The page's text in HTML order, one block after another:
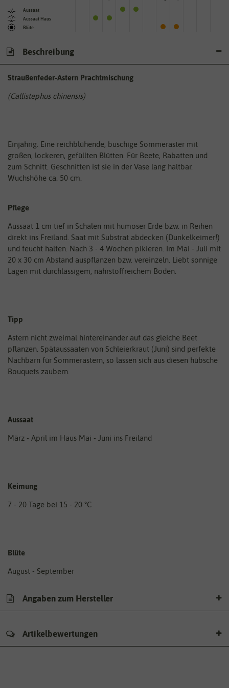
Aussaat
Aussaat Haus
Blüte
Beschreibung
Straußenfeder-Astern Prachtmischung
(Callistephus chinensis)
Einjährig. Eine reichblühende, buschige Sommeraster mit
großen, lockeren, gefüllten Blütten. Für Beete, Rabatten und
zum Schnitt. Geschnitten ist sie in der Vase lang haltbar.
Wuchshöhe ca. 50 cm.
Pflege
Aussaat 1 cm tief in Schalen mit humoser Erde bzw. in Reihen
direkt ins Freiland. Saat mit Substrat abdecken (Dunkelkeimer!)
und feucht halten. Nach 3 - 4 Wochen pikieren. Im Mai - Juli mit
20 x 30 cm Abstand auspflanzen bzw. vereinzeln. Liebt sonnige
Lagen mit durchlässigem, nährstoffreichem Boden.
Tipp
Astern nicht zweimal hintereinander auf das gleiche Beet
pflanzen. Spätaussaaten von Schleierkraut (Juni) sind perfekte
Nachbarn für Sommerastern, so lassen sich aus diesen hübsche
Bouquets zaubern.
Aussaat
März - April im Haus Mai - Juni ins Freiland
Keimung
7 - 20 Tage bei 15 - 20 °C
Blüte
August - September
Angaben zum Hersteller
Artikelbewertungen